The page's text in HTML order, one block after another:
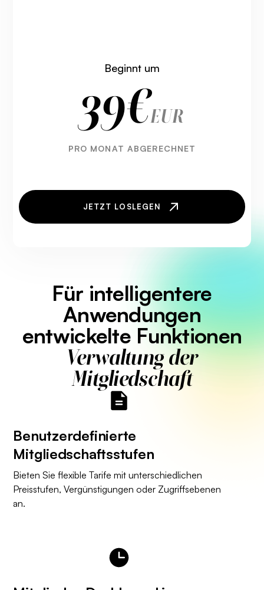
Beginnt um
39€EUR
PRO MONAT ABGERECHNET
JETZT LOSLEGEN
Für intelligentere
Anwendungen
entwickelte Funktionen
Verwaltung der
Mitgliedschaft
Benutzerdefinierte
Mitgliedschaftsstufen
Bieten Sie flexible Tarife mit unterschiedlichen
Preisstufen, Vergünstigungen oder Zugriffsebenen
an.